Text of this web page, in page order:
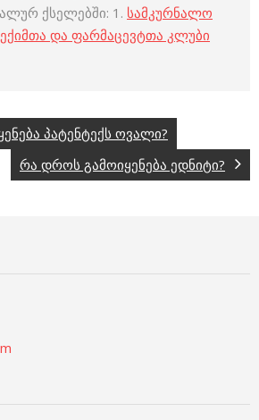
ქსელებში: 1. სამკურნალო
ექიმთა და ფარმაცევტთა კლუბი
პატენტექს ოვალი?
რა დროს გამოიყენება ედნიტი?